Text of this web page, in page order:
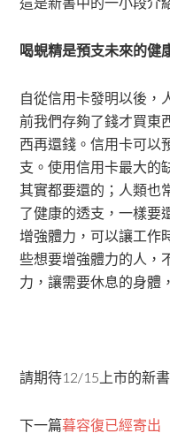
喝蜆精是預支未來的健
自從信用卡發明以後，
前我們存夠了錢才買東
西再還錢。信用卡可以
支。使用信用卡最大的
其實都要還的；人類也
了健康的透支，一樣要
增強體力，可以讓工作
些想要增強體力的人，
力，讓需要休息的身體
請期待12/15上市的新
下一篇暮容復已經寄出